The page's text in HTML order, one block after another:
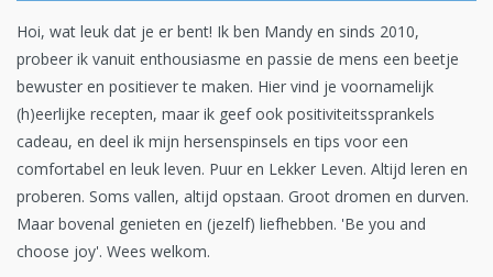
Hoi, wat leuk dat je er bent! Ik ben Mandy en sinds 2010,
probeer ik vanuit enthousiasme en passie de mens een beetje
bewuster en positiever te maken. Hier vind je voornamelijk
(h)eerlijke recepten, maar ik geef ook positiviteitssprankels
cadeau, en deel ik mijn hersenspinsels en tips voor een
comfortabel en leuk leven. Puur en Lekker Leven. Altijd leren en
proberen. Soms vallen, altijd opstaan. Groot dromen en durven.
Maar bovenal genieten en (jezelf) liefhebben. 'Be you and
choose joy'. Wees welkom.